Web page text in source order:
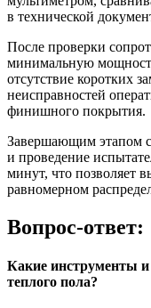
в технической
После проверки
минимальную
отсутствие коротких
неисправностей
финишного покрытия.
Завершающим этапом
и проведение
минут, что позволяет
равномерном
Вопрос-ответ:
Какие инструменты
теплого пола?